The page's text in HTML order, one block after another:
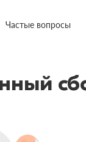
Частые вопросы